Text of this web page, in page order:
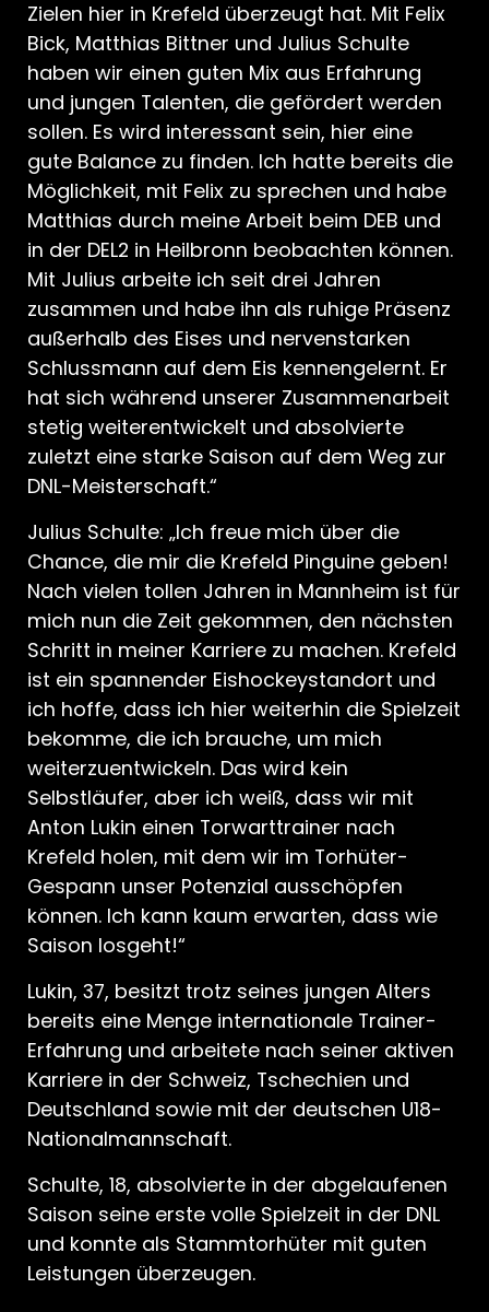
Zielen hier in Krefeld überzeugt hat. Mit Felix
Bick, Matthias Bittner und Julius Schulte
haben wir einen guten Mix aus Erfahrung
und jungen Talenten, die gefördert werden
sollen. Es wird interessant sein, hier eine
gute Balance zu finden. Ich hatte bereits die
Möglichkeit, mit Felix zu sprechen und habe
Matthias durch meine Arbeit beim DEB und
in der DEL2 in Heilbronn beobachten können.
Mit Julius arbeite ich seit drei Jahren
zusammen und habe ihn als ruhige Präsenz
außerhalb des Eises und nervenstarken
Schlussmann auf dem Eis kennengelernt. Er
hat sich während unserer Zusammenarbeit
stetig weiterentwickelt und absolvierte
zuletzt eine starke Saison auf dem Weg zur
DNL-Meisterschaft.“
Julius Schulte: „Ich freue mich über die
Chance, die mir die Krefeld Pinguine geben!
Nach vielen tollen Jahren in Mannheim ist für
mich nun die Zeit gekommen, den nächsten
Schritt in meiner Karriere zu machen. Krefeld
ist ein spannender Eishockeystandort und
ich hoffe, dass ich hier weiterhin die Spielzeit
bekomme, die ich brauche, um mich
weiterzuentwickeln. Das wird kein
Selbstläufer, aber ich weiß, dass wir mit
Anton Lukin einen Torwarttrainer nach
Krefeld holen, mit dem wir im Torhüter-
Gespann unser Potenzial ausschöpfen
können. Ich kann kaum erwarten, dass wie
Saison losgeht!“
Lukin, 37, besitzt trotz seines jungen Alters
bereits eine Menge internationale Trainer-
Erfahrung und arbeitete nach seiner aktiven
Karriere in der Schweiz, Tschechien und
Deutschland sowie mit der deutschen U18-
Nationalmannschaft.
Schulte, 18, absolvierte in der abgelaufenen
Saison seine erste volle Spielzeit in der DNL
und konnte als Stammtorhüter mit guten
Leistungen überzeugen.